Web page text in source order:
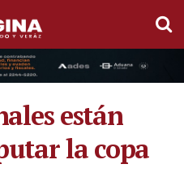
están
la copa